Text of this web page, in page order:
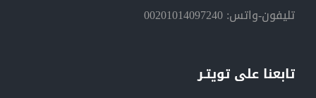
تليفون-واتس: 00201014097240
تابعنا على تويتـر